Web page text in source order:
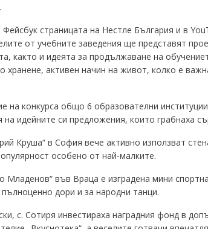
страницата на Нестле България и в
от учебните заведения ще представят
както и идеята за продължаване на
хранене, активен начин на живот, колко е
на конкурса общо 6 образователни
на идейните си предложения, които грабнаха
Круша“ в София вече активно използват
особено от най-малките.
Младенов“ във Враца е изградена мини
дори и за народни танци.
с. Сотиря инвестираха наградния фонд в